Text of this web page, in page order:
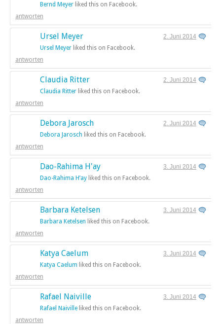
Bernd Meyer liked this on Facebook.
antworten
Ursel Meyer
2. Juni 2014
Ursel Meyer liked this on Facebook.
antworten
Claudia Ritter
2. Juni 2014
Claudia Ritter liked this on Facebook.
antworten
Debora Jarosch
2. Juni 2014
Debora Jarosch liked this on Facebook.
antworten
Dao-Rahima H'ay
3. Juni 2014
Dao-Rahima H’ay liked this on Facebook.
antworten
Barbara Ketelsen
3. Juni 2014
Barbara Ketelsen liked this on Facebook.
antworten
Katya Caelum
3. Juni 2014
Katya Caelum liked this on Facebook.
antworten
Rafael Naiville
3. Juni 2014
Rafael Naiville liked this on Facebook.
antworten